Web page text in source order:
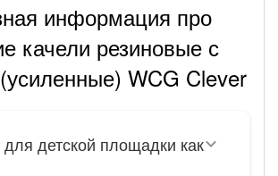
информация про
качели резиновые с
WCG Clever
детской площадки как